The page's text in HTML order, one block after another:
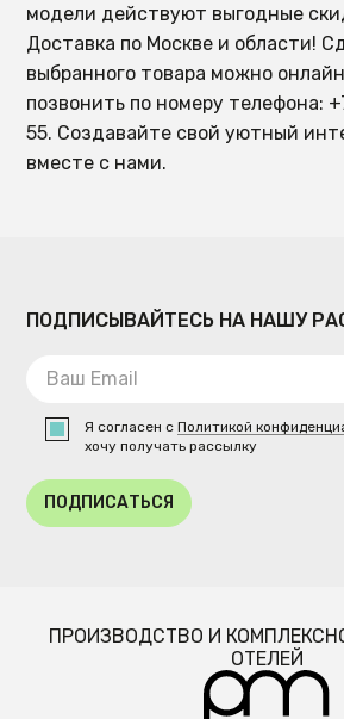
модели действуют выгодные
Доставка по Москве и области!
выбранного товара можно
позвонить по номеру телефона:
55. Создавайте свой уютный
вместе с нами.
ПОДПИСЫВАЙТЕСЬ НА НАШУ
Я согласен сПолитикой
хочу получать рассылку
ПОДПИСАТЬСЯ
ПРОИЗВОДСТВО И
ОТЕЛЕЙ